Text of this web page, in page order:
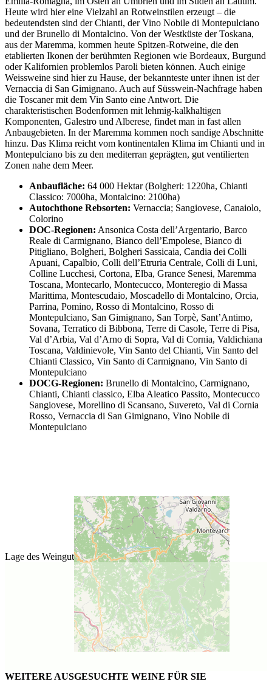
Heute wird hier eine Vielzahl an Rotweinstilen erzeugt – die
bedeutendsten sind der Chianti, der Vino Nobile di Montepulciano
und der Brunello di Montalcino. Von der Westküste der Toskana,
aus der Maremma, kommen heute Spitzen-Rotweine, die den
etablierten Ikonen der berühmten Regionen wie Bordeaux, Burgund
oder Kalifornien problemlos Paroli bieten können. Auch einige
Weissweine sind hier zu Hause, der bekannteste unter ihnen ist der
Vernaccia di San Gimignano. Auch auf Süsswein-Nachfrage haben
die Toscaner mit dem Vin Santo eine Antwort. Die
charakteristischen Bodenformen mit lehmig-kalkhaltigen
Komponenten, Galestro und Alberese, findet man in fast allen
Anbaugebieten. In der Maremma kommen noch sandige Abschnitte
hinzu. Das Klima reicht vom kontinentalen Klima im Chianti und in
Montepulciano bis zu den mediterran geprägten, gut ventilierten
Zonen nahe dem Meer.
Anbaufläche: 64 000 Hektar (Bolgheri: 1220ha, Chianti
Classico: 7000ha, Montalcino: 2100ha)
Autochthone Rebsorten: Vernaccia; Sangiovese, Canaiolo,
Colorino
DOC-Regionen: Ansonica Costa dell’Argentario, Barco
Reale di Carmignano, Bianco dell’Empolese, Bianco di
Pitigliano, Bolgheri, Bolgheri Sassicaia, Candia dei Colli
Apuani, Capalbio, Colli dell’Etruria Centrale, Colli di Luni,
Colline Lucchesi, Cortona, Elba, Grance Senesi, Maremma
Toscana, Montecarlo, Montecucco, Monteregio di Massa
Marittima, Montescudaio, Moscadello di Montalcino, Orcia,
Parrina, Pomino, Rosso di Montalcino, Rosso di
Montepulciano, San Gimignano, San Torpè, Sant’Antimo,
Sovana, Terratico di Bibbona, Terre di Casole, Terre di Pisa,
Val d’Arbia, Val d’Arno di Sopra, Val di Cornia, Valdichiana
Toscana, Valdinievole, Vin Santo del Chianti, Vin Santo del
Chianti Classico, Vin Santo di Carmignano, Vin Santo di
Montepulciano
DOCG-Regionen: Brunello di Montalcino, Carmignano,
Chianti, Chianti classico, Elba Aleatico Passito, Montecucco
Sangiovese, Morellino di Scansano, Suvereto, Val di Cornia
Rosso, Vernaccia di San Gimignano, Vino Nobile di
Montepulciano
Lage des Weinguts
WEITERE AUSGESUCHTE WEINE FÜR SIE